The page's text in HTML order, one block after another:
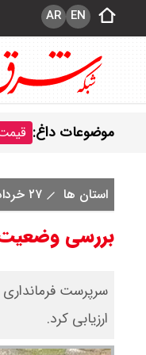
EN
AR
موضوعات داغ:
استان ها ۲۷ خرداد ۱۴۰۴
بررسی وضعیت
سرپرست فرمانداری
ارزیابی کرد.